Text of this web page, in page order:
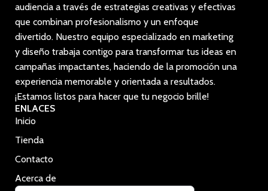
audiencia a través de estrategias creativas y efectivas
que combinan profesionalismo y un enfoque
divertido. Nuestro equipo especializado en marketing
y diseño trabaja contigo para transformar tus ideas en
campañas impactantes, haciendo de la promoción una
experiencia memorable y orientada a resultados.
¡Estamos listos para hacer que tu negocio brille!
ENLACES
Inicio
Tienda
Contacto
Acerca de